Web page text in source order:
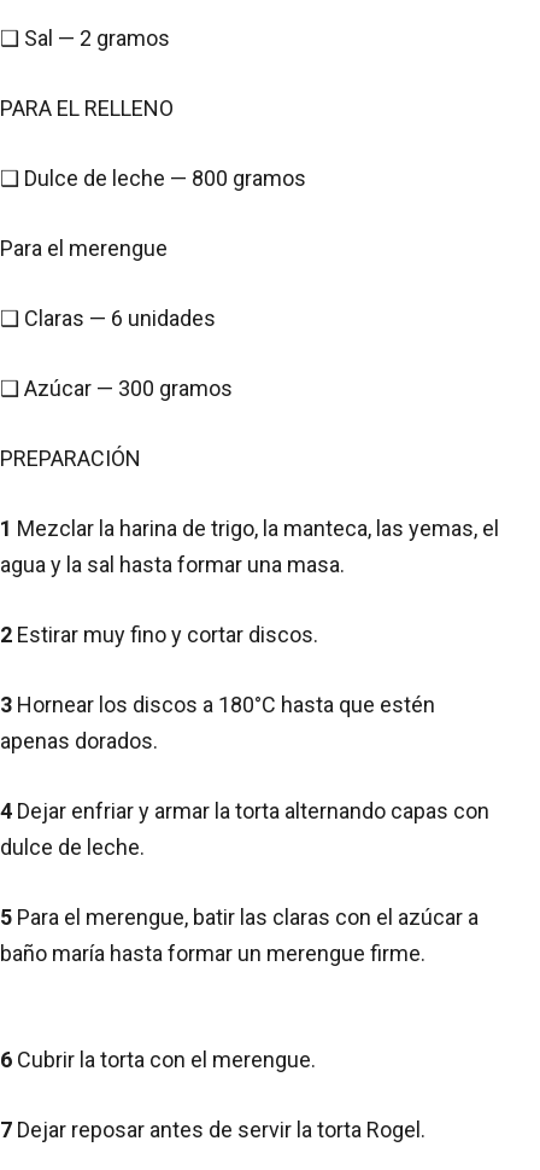
❑ Sal — 2 gramos
PARA EL RELLENO
❑ Dulce de leche — 800 gramos
Para el merengue
❑ Claras — 6 unidades
❑ Azúcar — 300 gramos
PREPARACIÓN
1 Mezclar la harina de trigo, la manteca, las yemas, el
agua y la sal hasta formar una masa.
2 Estirar muy fino y cortar discos.
3 Hornear los discos a 180°C hasta que estén
apenas dorados.
4 Dejar enfriar y armar la torta alternando capas con
dulce de leche.
5 Para el merengue, batir las claras con el azúcar a
baño maría hasta formar un merengue firme.
6 Cubrir la torta con el merengue.
7 Dejar reposar antes de servir la torta Rogel.